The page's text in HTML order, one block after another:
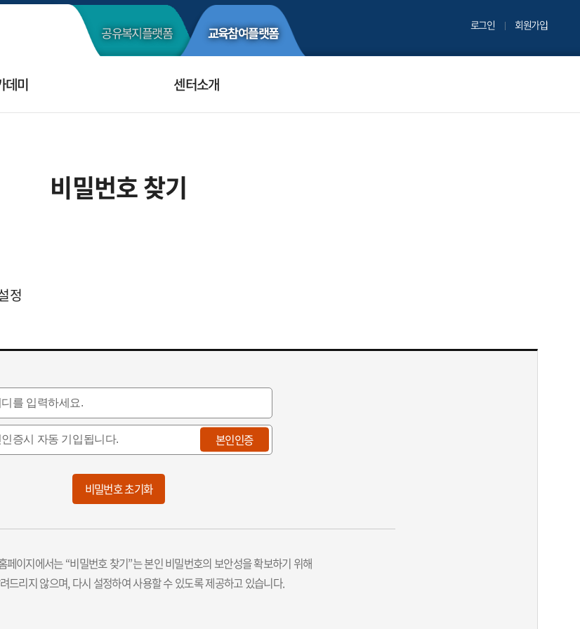
공유복지플랫폼 교육참여플랫폼 로그인 회원가입
데미 센터소개
비밀번호 찾기
정
본인인증
비밀번호 초기화
페이지에서는 “비밀번호 찾기”는 본인 비밀번호의 보안성을 확보하기 위해
드리지 않으며, 다시 설정하여 사용할 수 있도록 제공하고 있습니다.